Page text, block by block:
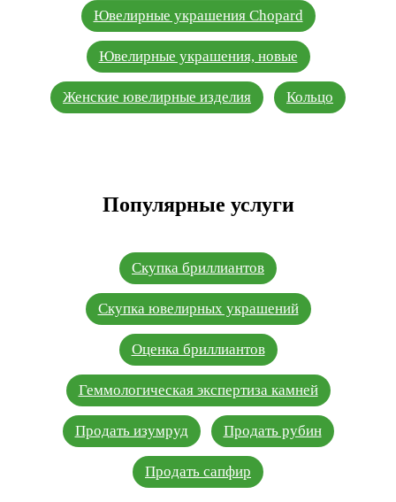
Ювелирные украшения Chopard
Ювелирные украшения, новые
Женские ювелирные изделия Кольцо
Популярные услуги
Скупка бриллиантов
Скупка ювелирных украшений
Оценка бриллиантов
Геммологическая экспертиза камней
Продать изумруд Продать рубин
Продать сапфир